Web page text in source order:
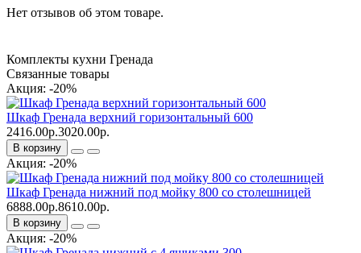
Нет отзывов об этом товаре.
Комплекты кухни Гренада
Связанные товары
Акция: -20%
Шкаф Гренада верхний горизонтальный 600
2416.00р.3020.00р.
В корзину
Акция: -20%
Шкаф Гренада нижний под мойку 800 со столешницей
6888.00р.8610.00р.
В корзину
Акция: -20%